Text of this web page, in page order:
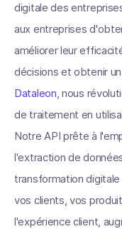
digitale des
aux entreprises
améliorer leur
décisions et obtenir
Dataleon, nous
de traitement en
Notre API prête à
l'extraction de
transformation
vos clients, vos
l'expérience client,